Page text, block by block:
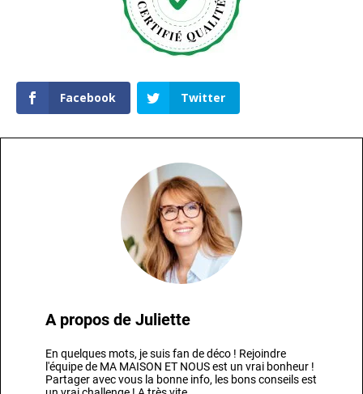
Facebook Twitter
A propos de Juliette
En quelques mots, je suis fan de déco ! Rejoindre
l'équipe de MA MAISON ET NOUS est un vrai bonheur !
Partager avec vous la bonne info, les bons conseils est